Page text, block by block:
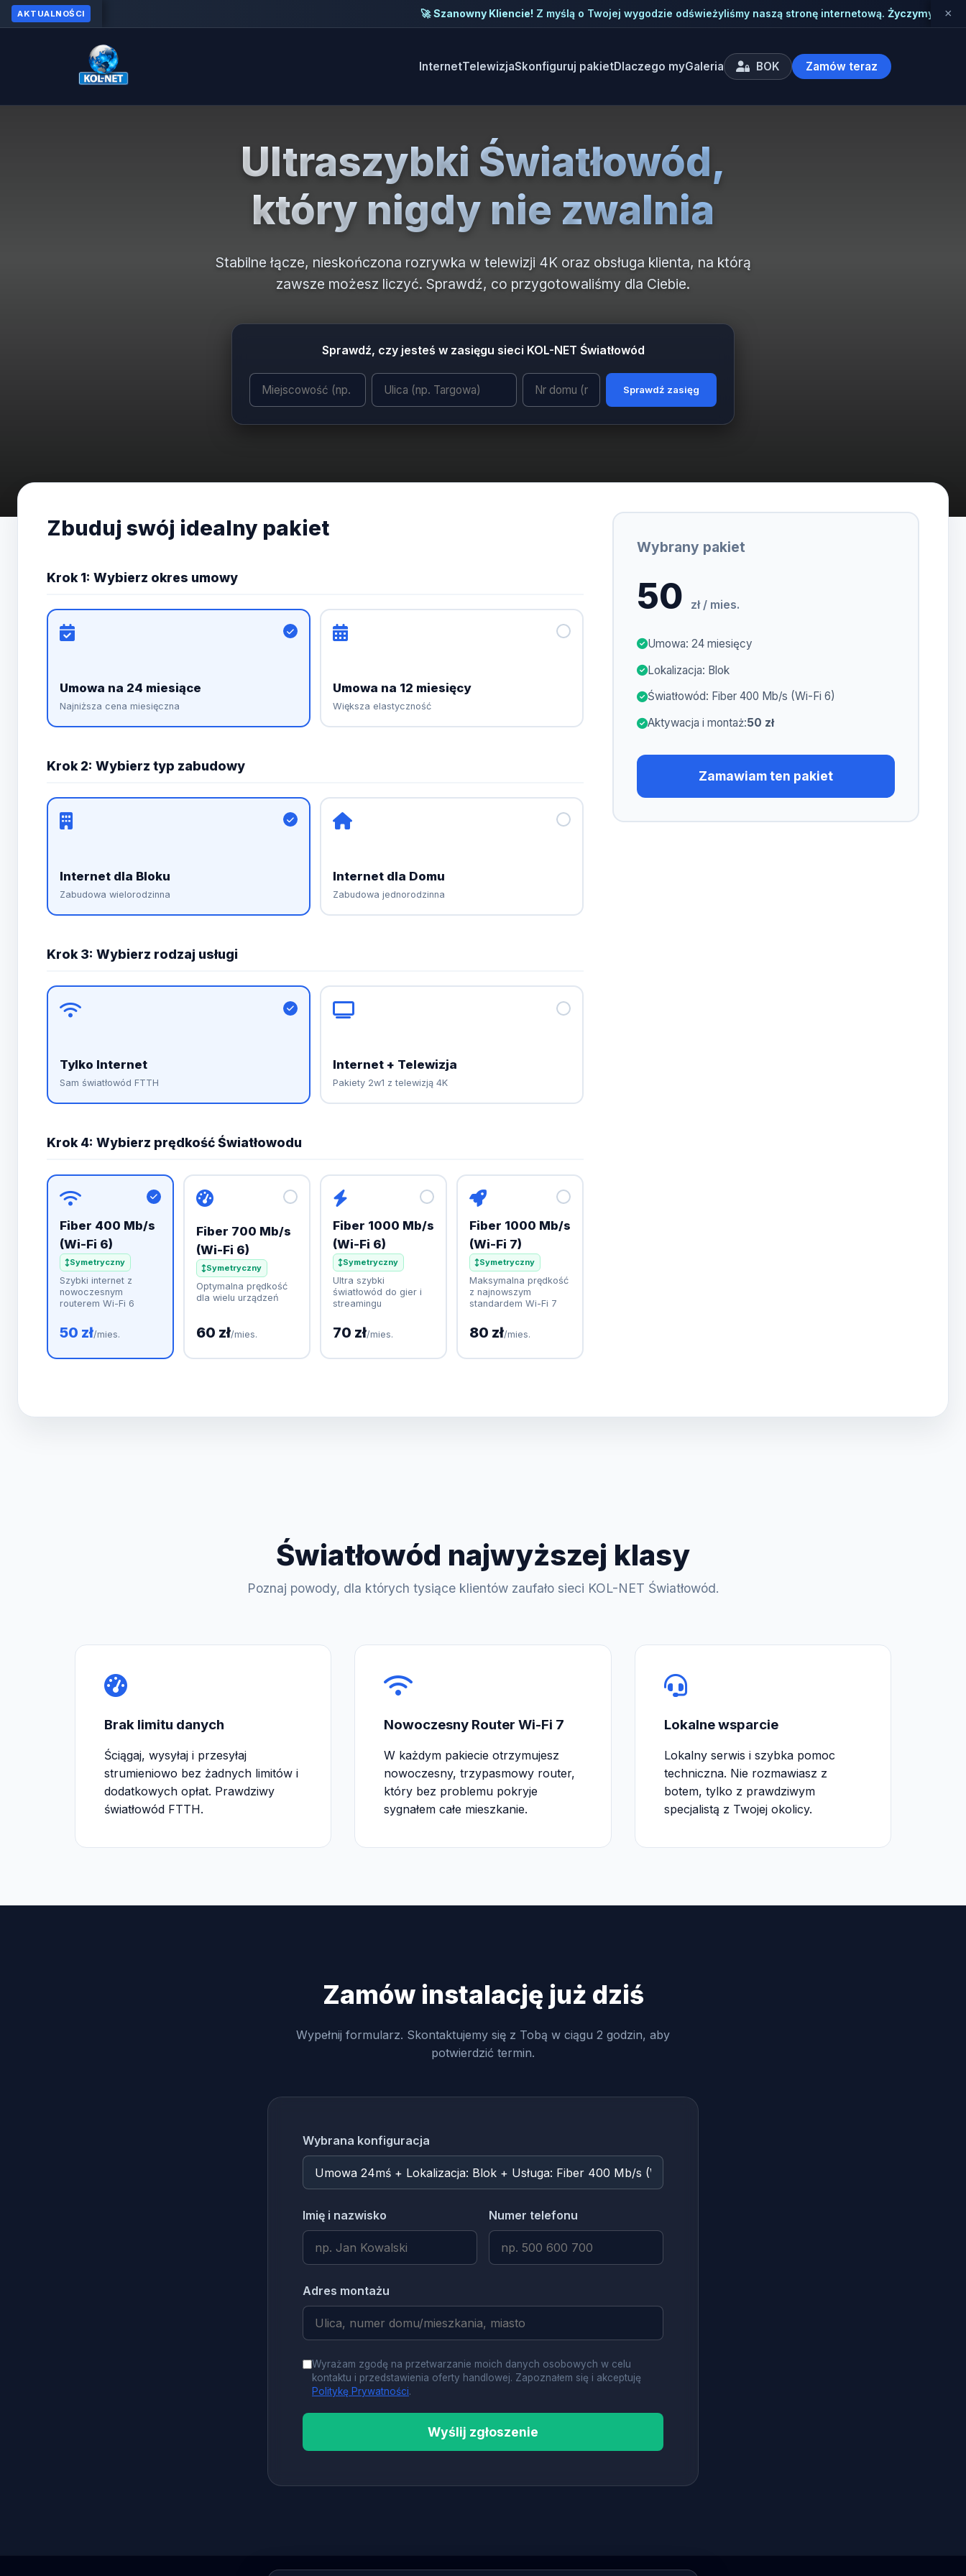
InternetTelewizjaSkonfiguruj pakietDlaczego myGaleria BOK Zamów teraz
Ultraszybki Światłowód,
który nigdy nie zwalnia
Stabilne łącze, nieskończona rozrywka w telewizji 4K oraz obsługa klienta, na którą
zawsze możesz liczyć. Sprawdź, co przygotowaliśmy dla Ciebie.
Sprawdź, czy jesteś w zasięgu sieci KOL-NET Światłowód
Sprawdź zasięg
Zbuduj swój idealny pakiet
Krok 1: Wybierz okres umowy
Umowa na 24 miesiące
Najniższa cena miesięczna
Umowa na 12 miesięcy
Większa elastyczność
Krok 2: Wybierz typ zabudowy
Internet dla Bloku
Zabudowa wielorodzinna
Internet dla Domu
Zabudowa jednorodzinna
Krok 3: Wybierz rodzaj usługi
Tylko Internet
Sam światłowód FTTH
Internet + Telewizja
Pakiety 2w1 z telewizją 4K
Krok 4: Wybierz prędkość Światłowodu
Fiber 400 Mb/s
(Wi-Fi 6)
Symetryczny
Szybki internet z
nowoczesnym
routerem Wi-Fi 6
50 zł/mies.
Fiber 700 Mb/s
(Wi-Fi 6)
Symetryczny
Optymalna prędkość
dla wielu urządzeń
60 zł/mies.
Fiber 1000 Mb/s
(Wi-Fi 6)
Symetryczny
Ultra szybki
światłowód do gier i
streamingu
70 zł/mies.
Fiber 1000 Mb/s
(Wi-Fi 7)
Symetryczny
Maksymalna prędkość
z najnowszym
standardem Wi-Fi 7
80 zł/mies.
Wybrany pakiet
50 zł / mies.
Umowa: 24 miesięcy
Lokalizacja: Blok
Światłowód: Fiber 400 Mb/s (Wi-Fi 6)
Aktywacja i montaż:50 zł
Zamawiam ten pakiet
Światłowód najwyższej klasy
Poznaj powody, dla których tysiące klientów zaufało sieci KOL-NET Światłowód.
Brak limitu danych
Ściągaj, wysyłaj i przesyłaj
strumieniowo bez żadnych limitów i
dodatkowych opłat. Prawdziwy
światłowód FTTH.
Nowoczesny Router Wi-Fi 7
W każdym pakiecie otrzymujesz
nowoczesny, trzypasmowy router,
który bez problemu pokryje
sygnałem całe mieszkanie.
Lokalne wsparcie
Lokalny serwis i szybka pomoc
techniczna. Nie rozmawiasz z
botem, tylko z prawdziwym
specjalistą z Twojej okolicy.
Zamów instalację już dziś
Wypełnij formularz. Skontaktujemy się z Tobą w ciągu 2 godzin, aby
potwierdzić termin.
Wybrana konfiguracja
Imię i nazwisko Numer telefonu
Adres montażu
Wyrażam zgodę na przetwarzanie moich danych osobowych w celu
kontaktu i przedstawienia oferty handlowej. Zapoznałem się i akceptuję
Politykę Prywatności.
Wyślij zgłoszenie